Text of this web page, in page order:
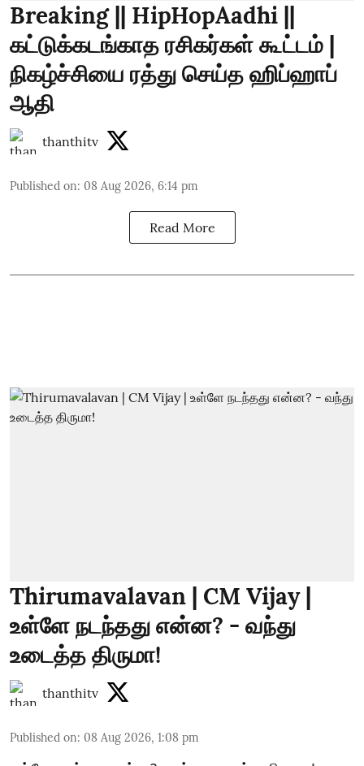
Breaking || HipHopAadhi ||
கட்டுக்கடங்காத ரசிகர்கள் கூட்டம் |
நிகழ்ச்சியை ரத்து செய்த ஹிப்ஹாப்
ஆதி
thanthitv
Published on: 08 Aug 2026, 6:14 pm
Read More
Thirumavalavan | CM Vijay |
உள்ளே நடந்தது என்ன? - வந்து
உடைத்த திருமா!
thanthitv
Published on: 08 Aug 2026, 1:08 pm